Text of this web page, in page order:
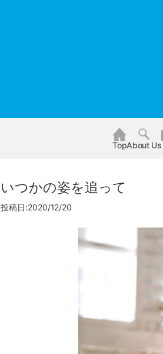
TopAbout Us
いつかの姿を追って
投稿日:2020/12/20